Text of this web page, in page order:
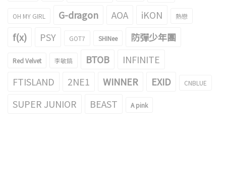
OH MY GIRL G-dragon AOA iKON 熱戀
f(x) PSY GOT7 SHINee 防彈少年團
Red Velvet 李敏鎬 BTOB
INFINITE
FTISLAND
2NE1 WINNER EXID CNBLUE
SUPER JUNIOR BEAST A pink